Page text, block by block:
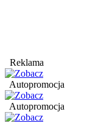
Reklama
Autopromocja
Autopromocja